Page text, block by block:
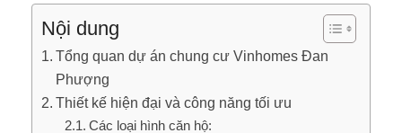
Nội dung
Tổng quan dự án chung cư Vinhomes Đan
Phượng
Thiết kế hiện đại và công năng tối ưu
Các loại hình căn hộ: